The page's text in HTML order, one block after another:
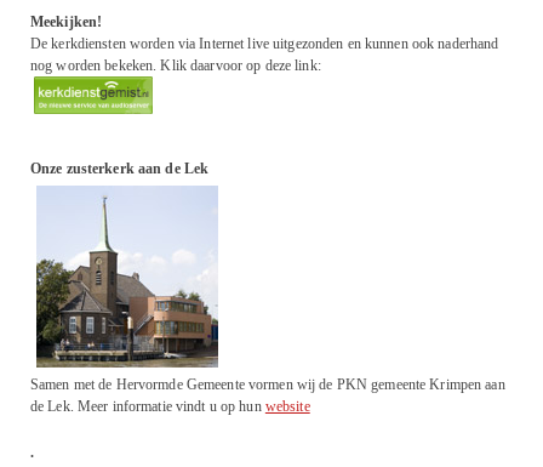
Meekijken!
De kerkdiensten worden via Internet live uitgezonden en kunnen ook naderhand
nog worden bekeken. Klik daarvoor op deze link:
Onze zusterkerk aan de Lek
Samen met de Hervormde Gemeente vormen wij de PKN gemeente Krimpen aan
de Lek. Meer informatie vindt u op hun website
.